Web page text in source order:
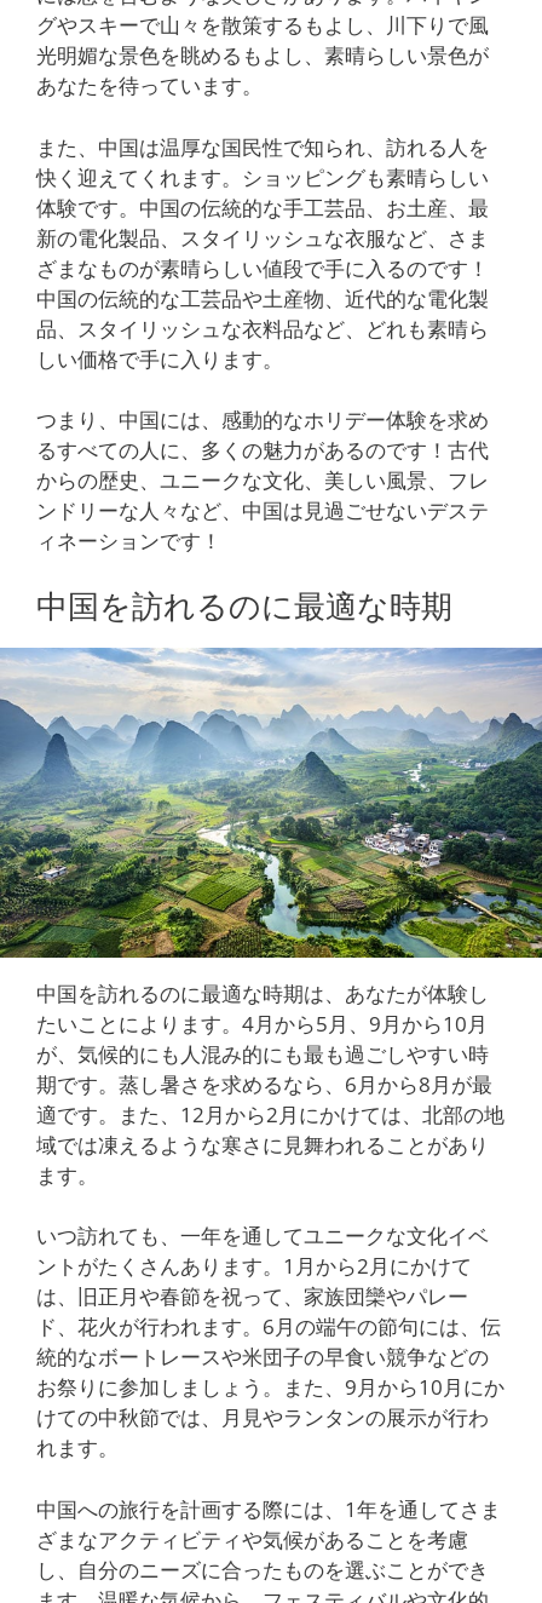
グやスキーで山々を散策するもよし、川下りで風
光明媚な景色を眺めるもよし、素晴らしい景色が
あなたを待っています。
また、中国は温厚な国民性で知られ、訪れる人を
快く迎えてくれます。ショッピングも素晴らしい
体験です。中国の伝統的な手工芸品、お土産、最
新の電化製品、スタイリッシュな衣服など、さま
ざまなものが素晴らしい値段で手に入るのです！
中国の伝統的な工芸品や土産物、近代的な電化製
品、スタイリッシュな衣料品など、どれも素晴ら
しい価格で手に入ります。
つまり、中国には、感動的なホリデー体験を求め
るすべての人に、多くの魅力があるのです！古代
からの歴史、ユニークな文化、美しい風景、フレ
ンドリーな人々など、中国は見過ごせないデステ
ィネーションです！
中国を訪れるのに最適な時期
中国を訪れるのに最適な時期は、あなたが体験し
たいことによります。4月から5月、9月から10月
が、気候的にも人混み的にも最も過ごしやすい時
期です。蒸し暑さを求めるなら、6月から8月が最
適です。また、12月から2月にかけては、北部の地
域では凍えるような寒さに見舞われることがあり
ます。
いつ訪れても、一年を通してユニークな文化イベ
ントがたくさんあります。1月から2月にかけて
は、旧正月や春節を祝って、家族団欒やパレー
ド、花火が行われます。6月の端午の節句には、伝
統的なボートレースや米団子の早食い競争などの
お祭りに参加しましょう。また、9月から10月にか
けての中秋節では、月見やランタンの展示が行わ
れます。
中国への旅行を計画する際には、1年を通してさま
ざまなアクティビティや気候があることを考慮
し、自分のニーズに合ったものを選ぶことができ